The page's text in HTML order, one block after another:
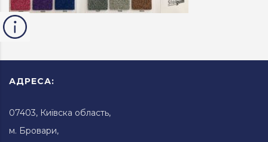
АДРЕСА:
07403, Київска область,
м. Бровари,